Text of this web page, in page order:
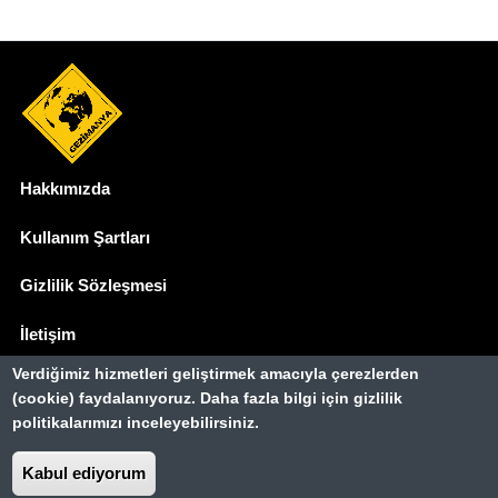
Hakkımızda
Kullanım Şartları
Gizlilik Sözleşmesi
İletişim
Basında Biz
Gezimanya Turizm, TÜRSAB'a kayıtlı bir
Verdiğimiz hizmetleri geliştirmek amacıyla çerezlerden
(cookie) faydalanıyoruz. Daha fazla bilgi için gizlilik
politikalarımızı inceleyebilirsiniz.
Kabul ediyorum